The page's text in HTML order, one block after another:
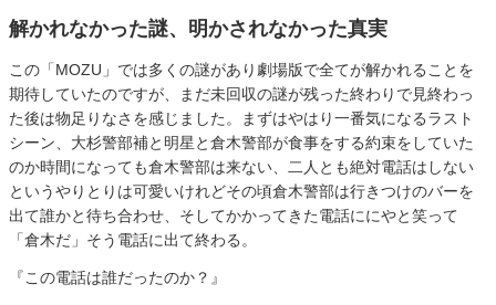
解かれなかった謎、明かされなかった真実
この「MOZU」では多くの謎があり劇場版で全てが解かれることを
期待していたのですが、まだ未回収の謎が残った終わりで見終わっ
た後は物足りなさを感じました。まずはやはり一番気になるラスト
シーン、大杉警部補と明星と倉木警部が食事をする約束をしていた
のか時間になっても倉木警部は来ない、二人とも絶対電話はしない
というやりとりは可愛いけれどその頃倉木警部は行きつけのバーを
出て誰かと待ち合わせ、そしてかかってきた電話ににやと笑って
「倉木だ」そう電話に出て終わる。
『この電話は誰だったのか？』